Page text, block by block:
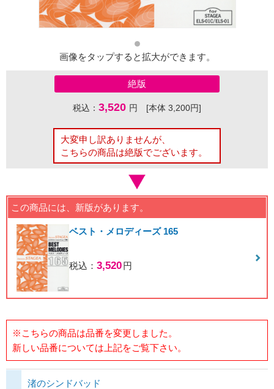
画像をタップすると拡大ができます。
絶版
税込： 3,520 円 [本体 3,200円]
大変申し訳ありませんが、
こちらの商品は絶版でございます。
この商品には、新版があります。
ベスト・メロディーズ 165
税込： 3,520円
※こちらの商品は品番を変更しました。
新しい品番については上記をご覧下さい。
渚のシンドバッド